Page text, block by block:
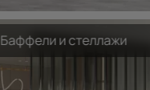
Баффели и стеллажи